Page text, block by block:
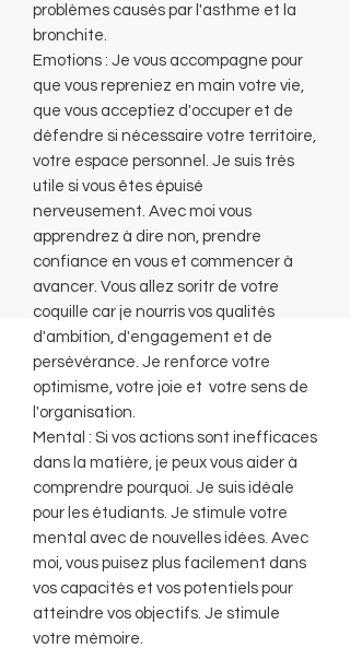
problèmes causés par l'asthme et la
bronchite.
Emotions : Je vous accompagne pour
que vous repreniez en main votre vie,
que vous acceptiez d'occuper et de
défendre si nécessaire votre territoire,
votre espace personnel. Je suis très
utile si vous êtes épuisé
nerveusement. Avec moi vous
apprendrez à dire non, prendre
confiance en vous et commencer à
avancer. Vous allez soritr de votre
coquille car je nourris vos qualités
d'ambition, d'engagement et de
persévérance. Je renforce votre
optimisme, votre joie et votre sens de
l'organisation.
Mental : Si vos actions sont inefficaces
dans la matière, je peux vous aider à
comprendre pourquoi. Je suis idéale
pour les étudiants. Je stimule votre
mental avec de nouvelles idées. Avec
moi, vous puisez plus facilement dans
vos capacités et vos potentiels pour
atteindre vos objectifs. Je stimule
votre mémoire.